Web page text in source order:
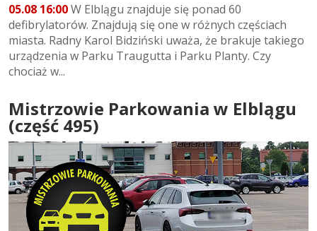
05.08 16:00W Elblągu znajduje się ponad 60
defibrylatorów. Znajdują się one w różnych częściach
miasta. Radny Karol Bidziński uważa, że brakuje takiego
urządzenia w Parku Traugutta i Parku Planty. Czy
chociaż w...
Mistrzowie Parkowania w Elblągu
(część 495)